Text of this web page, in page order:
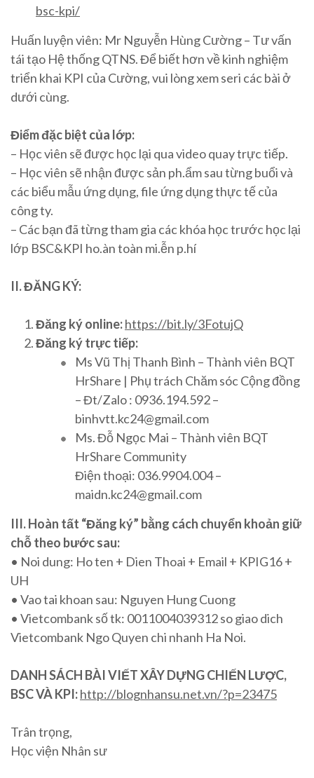
bsc-kpi/
Huấn luyện viên: Mr Nguyễn Hùng Cường – Tư vấn
tái tạo Hệ thống QTNS. Để biết hơn về kinh nghiệm
triển khai KPI của Cường, vui lòng xem seri các bài ở
dưới cùng.
Điểm đặc biệt của lớp:
– Học viên sẽ được học lại qua video quay trực tiếp.
– Học viên sẽ nhận được sản ph.ẩm sau từng buổi và
các biểu mẫu ứng dụng, file ứng dụng thực tế của
công ty.
– Các bạn đã từng tham gia các khóa học trước học lại
lớp BSC&KPI ho.àn toàn mi.ễn p.hí
II. ĐĂNG KÝ:
Đăng ký online:https://bit.ly/3FotujQ
Đăng ký trực tiếp:
Ms Vũ Thị Thanh Bình – Thành viên BQT
HrShare | Phụ trách Chăm sóc Cộng đồng
– Đt/Zalo : 0936.194.592 –
binhvtt.kc24@gmail.com
Ms. Đỗ Ngọc Mai – Thành viên BQT
HrShare Community
Điện thoại: 036.9904.004 –
maidn.kc24@gmail.com
III. Hoàn tất “Đăng ký” bằng cách chuyển khoản giữ
chỗ theo bước sau:
• Noi dung: Ho ten + Dien Thoai + Email + KPIG16 +
UH
• Vao tai khoan sau: Nguyen Hung Cuong
• Vietcombank số tk: 0011004039312 so giao dich
Vietcombank Ngo Quyen chi nhanh Ha Noi.
DANH SÁCH BÀI VIẾT XÂY DỰNG CHIẾN LƯỢC,
BSC VÀ KPI:http://blognhansu.net.vn/?p=23475
Trân trọng,
Học viện Nhân sư